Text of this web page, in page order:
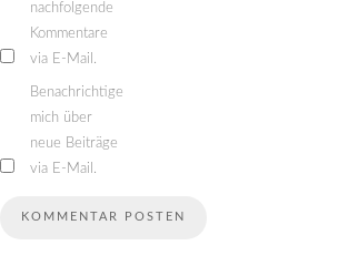
nachfolgende
Kommentare
via E-Mail.
Benachrichtige
mich über
neue Beiträge
via E-Mail.